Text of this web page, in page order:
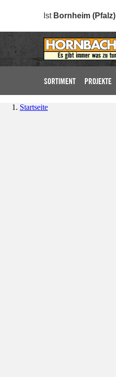
Ist Bornheim (Pfalz)
SORTIMENT PROJEKTE
Startseite